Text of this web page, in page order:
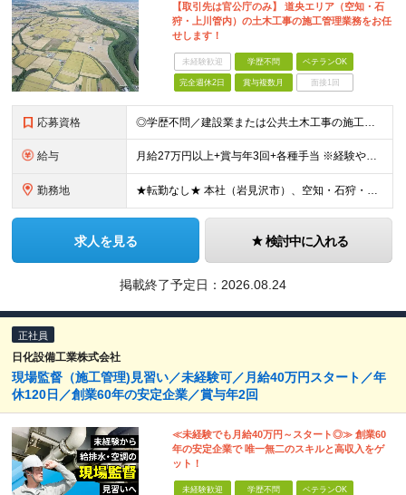
【取引先は官公庁のみ】 道央エリア（空知・石
狩・上川管内）の土木工事の施工管理業務をお任
せします！
未経験歓迎 学歴不問 ベテランOK
完全週休2日 賞与複数月 面接1回
応募資格 ◎学歴不問／建設業または公共土木工事の施工管理の実務経験をお持ちの方 ◎普通自動車運転免許（必須）
給与 月給27万円以上+賞与年3回+各種手当 ※経験やスキルを考慮して決定 ■時間外手当 ■現場手当（基本給の10％～） ■住宅手当（月4万円／入社に際し北海道岩見沢市に転居した方に1年間支給） ■昇給
勤務地 ★転勤なし★ 本社（岩見沢市）、空知・石狩・上川管内の現場作業所
求人を見る 検討中に入れる
掲載終了予定日： 2026.08.24
正社員
日化設備工業株式会社
現場監督（施工管理)見習い／未経験可／月給40万円スタート／年
休120日／創業60年の安定企業／賞与年2回
≪未経験でも月給40万円～スタート◎≫ 創業60
年の安定企業で 唯一無二のスキルと高収入をゲ
ット！
未経験歓迎 学歴不問 ベテランOK